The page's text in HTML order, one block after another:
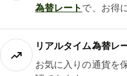
為替レート で、お得
リアルタイム為替レ
お気に入りの通貨を